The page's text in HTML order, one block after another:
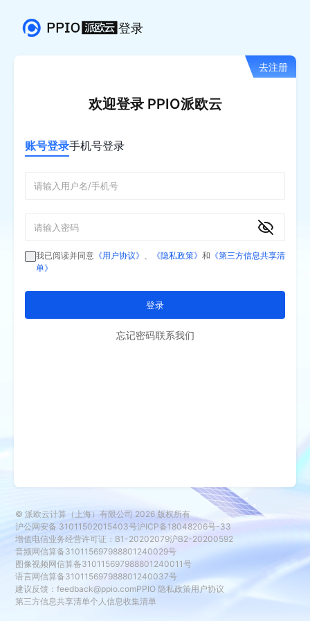
登录
去注册
欢迎登录 PPIO派欧云
账号登录手机号登录
我已阅读并同意 《用户协议》 、 《隐私政策》 和 《第三方信息共享清
单》
登录
忘记密码联系我们
© 派欧云计算（上海）有限公司 2026 版权所有
沪公网安备 31011502015403号沪ICP备18048206号-33
增值电信业务经营许可证：B1-20202079沪B2-20200592
音频网信算备310115697988801240029号
图像视频网信算备310115697988801240011号
语言网信算备310115697988801240037号
建议反馈：feedback@ppio.comPPIO 隐私政策用户协议
第三方信息共享清单个人信息收集清单